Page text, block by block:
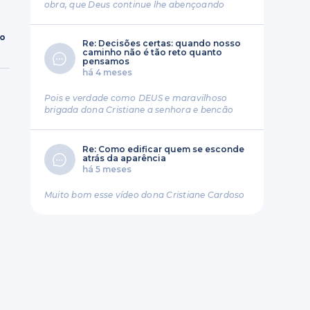
obra, que Deus continue lhe abençoando
Re: Decisões certas: quando nosso
caminho não é tão reto quanto
pensamos
há 4 meses
Pois e verdade como DEUS e maravilhoso
brigada dona Cristiane a senhora e bencão
Re: Como edificar quem se esconde
atrás da aparência
há 5 meses
Muito bom esse vídeo dona Cristiane Cardoso